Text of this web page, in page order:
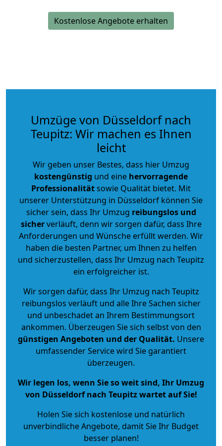
Kostenlose Angebote erhalten
Umzüge von Düsseldorf nach
Teupitz: Wir machen es Ihnen
leicht
Wir geben unser Bestes, dass hier Umzug
kostengünstig und eine hervorragende
Professionalitätsowie Qualität bietet. Mit
unserer Unterstützung in Düsseldorf können Sie
sicher sein, dass Ihr Umzug reibungslos und
sicherverläuft, denn wir sorgen dafür, dass Ihre
Anforderungen und Wünsche erfüllt werden. Wir
haben die besten Partner, um Ihnen zu helfen
und sicherzustellen, dass Ihr Umzug nach Teupitz
ein erfolgreicher ist.
Wir sorgen dafür, dass Ihr Umzug nach Teupitz
reibungslos verläuft und alle Ihre Sachen sicher
und unbeschadet an Ihrem Bestimmungsort
ankommen. Überzeugen Sie sich selbst von den
günstigen Angeboten und der Qualität. Unsere
umfassender Service wird Sie garantiert
überzeugen.
Wir legen los, wenn Sie so weit sind, Ihr Umzug
von Düsseldorf nach Teupitz wartet auf Sie!
Holen Sie sich kostenlose und natürlich
unverbindliche Angebote, damit Sie Ihr Budget
besser planen!